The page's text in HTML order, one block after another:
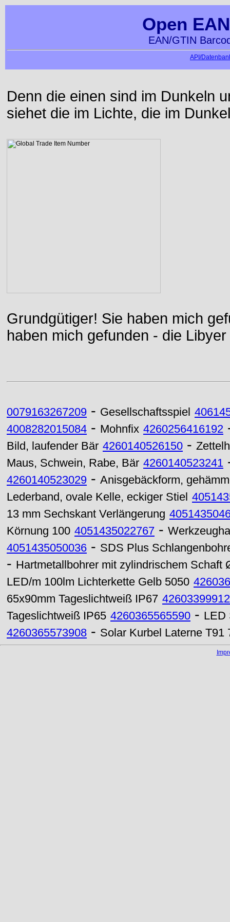
Open
EAN/GTIN
API/
Denn die einen sind im Dunkeln
siehet die im Lichte, die im
Grundgütiger! Sie haben mich
haben mich gefunden - die
0079163267209 - Gesellschaftsspiel
4008282015084 - Mohnfix 4260256416192
Bild, laufender Bär 4260140526150 -
Maus, Schwein, Rabe, Bär 4260140523241
4260140523029 - Anisgebäckform,
Lederband, ovale Kelle, eckiger Stiel
13 mm Sechskant Verlängerung
Körnung 100 4051435022767 -
4051435050036 - SDS Plus
- Hartmetallbohrer mit zylindrischem Schaft
LED/m 100lm Lichterkette Gelb 5050
65x90mm Tageslichtweiß IP67
Tageslichtweiß IP65 4260365565590 - LED
4260365573908 - Solar Kurbel Laterne T91